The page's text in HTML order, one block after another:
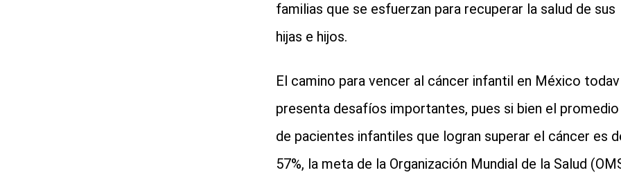
familias que se esfuerzan para recuperar la salud de sus
hijas e hijos.
El camino para vencer al cáncer infantil en México
presenta desafíos importantes, pues si bien el promedio
de pacientes infantiles que logran superar el cáncer es
57%, la meta de la Organización Mundial de la Salud